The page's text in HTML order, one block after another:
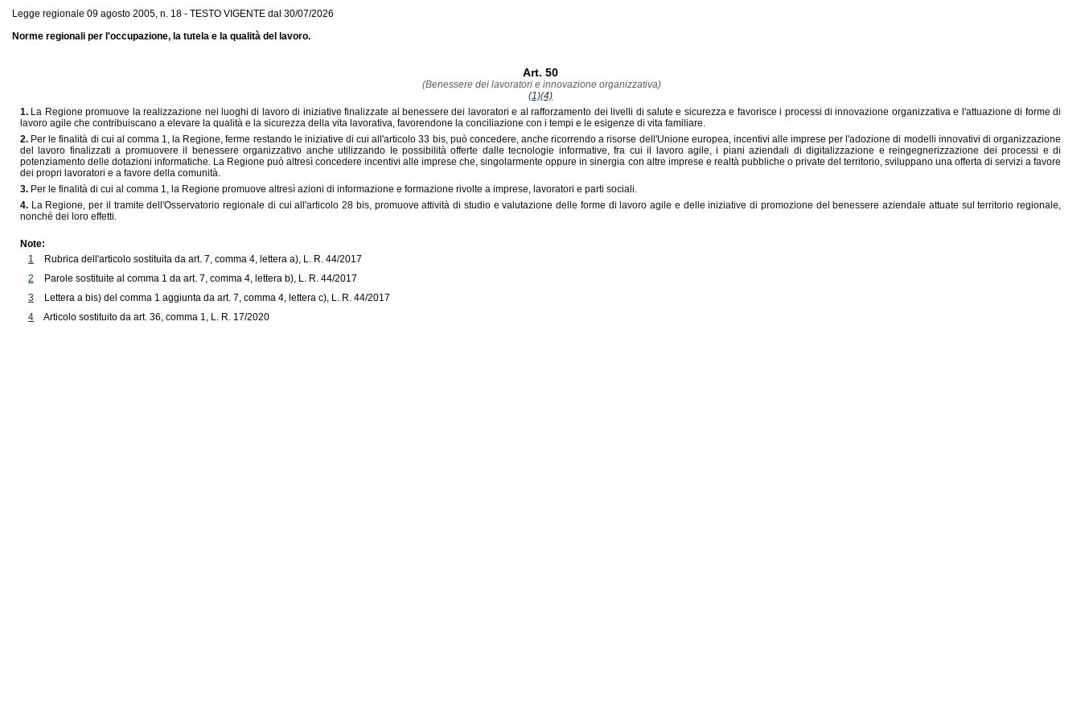
Legge regionale 09 agosto 2005, n. 18 - TESTO VIGENTE dal 30/07/2026
Norme regionali per l'occupazione, la tutela e la qualità del lavoro.
Art. 50
(Benessere dei lavoratori e innovazione organizzativa)
(1)(4)
1. La Regione promuove la realizzazione nei luoghi di lavoro di iniziative finalizzate al benessere dei lavoratori e al rafforzamento dei livelli di salute e sicurezza e favorisce i processi di innovazione organizzativa e l'attuazione di forme di
lavoro agile che contribuiscano a elevare la qualità e la sicurezza della vita lavorativa, favorendone la conciliazione con i tempi e le esigenze di vita familiare.
2. Per le finalità di cui al comma 1, la Regione, ferme restando le iniziative di cui all'articolo 33 bis, può concedere, anche ricorrendo a risorse dell'Unione europea, incentivi alle imprese per l'adozione di modelli innovativi di organizzazione
del lavoro finalizzati a promuovere il benessere organizzativo anche utilizzando le possibilità offerte dalle tecnologie informative, fra cui il lavoro agile, i piani aziendali di digitalizzazione e reingegnerizzazione dei processi e di
potenziamento delle dotazioni informatiche. La Regione può altresì concedere incentivi alle imprese che, singolarmente oppure in sinergia con altre imprese e realtà pubbliche o private del territorio, sviluppano una offerta di servizi a favore
dei propri lavoratori e a favore della comunità.
3. Per le finalità di cui al comma 1, la Regione promuove altresì azioni di informazione e formazione rivolte a imprese, lavoratori e parti sociali.
4. La Regione, per il tramite dell'Osservatorio regionale di cui all'articolo 28 bis, promuove attività di studio e valutazione delle forme di lavoro agile e delle iniziative di promozione del benessere aziendale attuate sul territorio regionale,
nonché dei loro effetti.
Note:
1
Rubrica dell'articolo sostituita da art. 7, comma 4, lettera a), L. R. 44/2017
2
Parole sostituite al comma 1 da art. 7, comma 4, lettera b), L. R. 44/2017
3
Lettera a bis) del comma 1 aggiunta da art. 7, comma 4, lettera c), L. R. 44/2017
4
Articolo sostituito da art. 36, comma 1, L. R. 17/2020